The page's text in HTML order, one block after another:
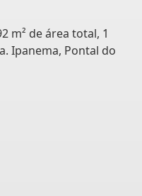
m² de área total, 1
Ipanema, Pontal do